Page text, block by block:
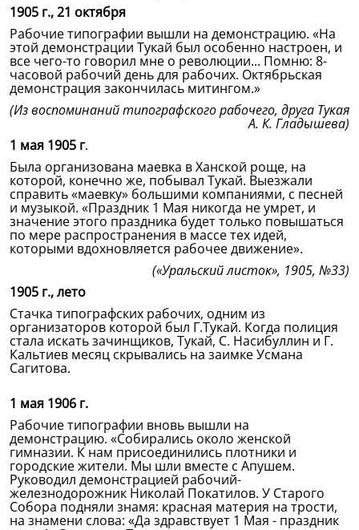
1905 г., 21 октября
Рабочие типографии вышли на демонстрацию. «На
этой демонстрации Тукай был особенно настроен, и
все чего-то говорил мне о революции... Помню: 8-
часовой рабочий день для рабочих. Октябрьская
демонстрация закончилась митингом.»
(Из воспоминаний типографского рабочего, друга Тукая
А. К. Гладышева)
1 мая 1905 г.
Была организована маевка в Ханской роще, на
которой, конечно же, побывал Тукай. Выезжали
справить «маевку» большими компаниями, с песней
и музыкой. «Праздник 1 Мая никогда не умрет, и
значение этого праздника будет только повышаться
по мере распространения в массе тех идей,
которыми вдохновляется рабочее движение».
(«Уральский листок», 1905, №33)
1905 г., лето
Стачка типографских рабочих, одним из
организаторов которой был Г.Тукай. Когда полиция
стала искать зачинщиков, Тукай, С. Насибуллин и Г.
Кальтиев месяц скрывались на заимке Усмана
Сагитова.
1 мая 1906 г.
Рабочие типографии вновь вышли на
демонстрацию. «Собирались около женской
гимназии. К нам присоединились плотники и
городские жители. Мы шли вместе с Апушем.
Руководил демонстрацией рабочий-
железнодорожник Николай Покатилов. У Старого
Собора подняли знамя: красная материя на трости,
на знамени слова: «Да здравствует 1 Мая - праздник